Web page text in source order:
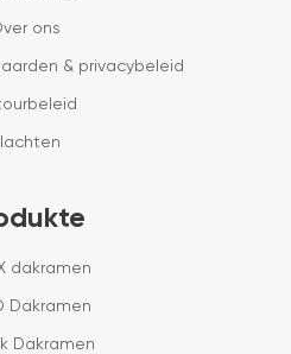
ons
& privacybeleid
dakramen
Dakramen
Dakramen